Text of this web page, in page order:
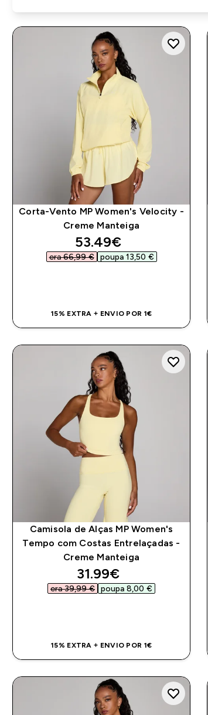
Corta-Vento MP Women's Velocity -
Creme Manteiga
discounted price
53.49€‎
era 66,99 €‎ poupa 13,50 €‎
15% EXTRA + ENVIO POR 1€
Camisola de Alças MP Women's
Tempo com Costas Entrelaçadas -
Creme Manteiga
discounted price
31.99€‎
era 39,99 €‎ poupa 8,00 €‎
15% EXTRA + ENVIO POR 1€